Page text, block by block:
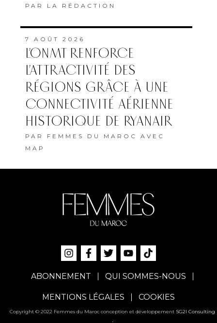
PAR LA RÉDACTION
7 AOÛT 2026
L’ONMT RENFORCE
L’ATTRACTIVITÉ DES
RÉGIONS GRÂCE À UNE
CONNECTIVITÉ AÉRIENNE
HISTORIQUE DE RYANAIR
PAR FEMMES DU MAROC AVEC
MAP
ABONNEMENT QUI SOMMES-NOUS
MENTIONS LÉGALES COOKIES
Copyright © 2022 Femmes du Maroc conception et développement SG2I Consulting